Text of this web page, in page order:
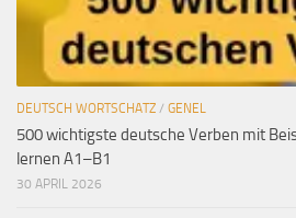
DEUTSCH WORTSCHATZ / GENEL
500 wichtigste deutsche Verben mit
lernen A1–B1
30 APRIL 2026